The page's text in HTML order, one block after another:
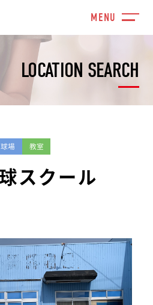
LOCATION SEARCH
場 教室
スクール